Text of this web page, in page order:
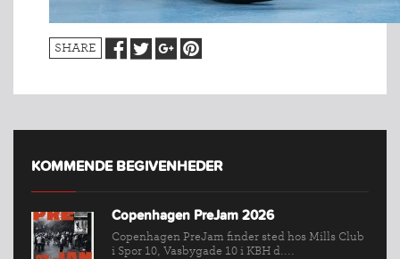
SHARE
KOMMENDE BEGIVENHEDER
Copenhagen PreJam 2026
Copenhagen PreJam finder sted hos Mills Club
i Spor 10, Vasbygade 10 i KBH d....